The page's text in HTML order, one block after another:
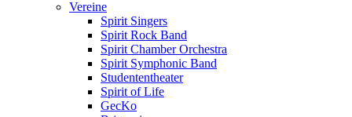
Vereine
Spirit Singers
Spirit Rock Band
Spirit Chamber Orchestra
Spirit Symphonic Band
Studententheater
Spirit of Life
GecKo